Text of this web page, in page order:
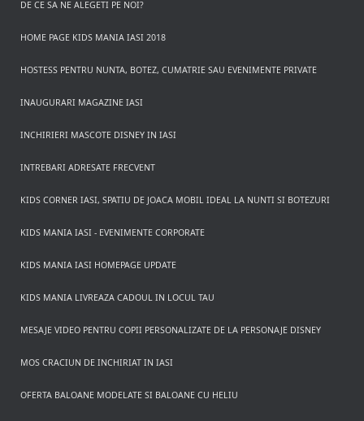
DE CE SA NE ALEGETI PE NOI?
HOME PAGE KIDS MANIA IASI 2018
HOSTESS PENTRU NUNTA, BOTEZ, CUMATRIE SAU EVENIMENTE PRIVATE
INAUGURARI MAGAZINE IASI
INCHIRIERI MASCOTE DISNEY IN IASI
INTREBARI ADRESATE FRECVENT
KIDS CORNER IASI, SPATIU DE JOACA MOBIL IDEAL LA NUNTI SI BOTEZURI
KIDS MANIA IASI - EVENIMENTE CORPORATE
KIDS MANIA IASI HOMEPAGE UPDATE
KIDS MANIA LIVREAZA CADOUL IN LOCUL TAU
MESAJE VIDEO PENTRU COPII PERSONALIZATE DE LA PERSONAJE DISNEY
MOS CRACIUN DE INCHIRIAT IN IASI
OFERTA BALOANE MODELATE SI BALOANE CU HELIU